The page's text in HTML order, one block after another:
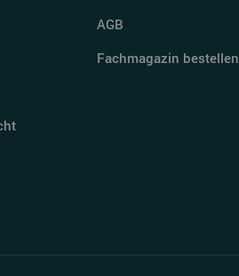
AGB
Fachmagazin bestellen